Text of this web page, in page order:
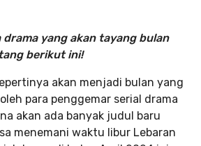
drama yang akan tayang bulan
berikut ini!
akan menjadi bulan yang
para penggemar serial drama
akan ada banyak judul baru
menemani waktu libur Lebaran